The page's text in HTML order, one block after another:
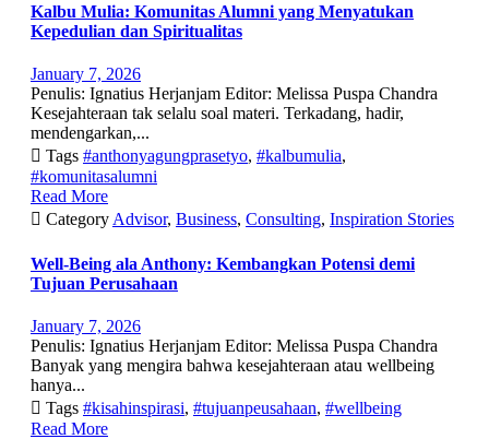
Kalbu Mulia: Komunitas Alumni yang Menyatukan
Kepedulian dan Spiritualitas
January 7, 2026
Penulis: Ignatius Herjanjam Editor: Melissa Puspa Chandra
Kesejahteraan tak selalu soal materi. Terkadang, hadir,
mendengarkan,...
 Tags #anthonyagungprasetyo, #kalbumulia,
#komunitasalumni
Read More
 Category Advisor, Business, Consulting, Inspiration Stories
Well-Being ala Anthony: Kembangkan Potensi demi
Tujuan Perusahaan
January 7, 2026
Penulis: Ignatius Herjanjam Editor: Melissa Puspa Chandra
Banyak yang mengira bahwa kesejahteraan atau wellbeing
hanya...
 Tags #kisahinspirasi, #tujuanpeusahaan, #wellbeing
Read More